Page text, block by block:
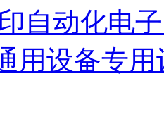
自动化电
用设备专用